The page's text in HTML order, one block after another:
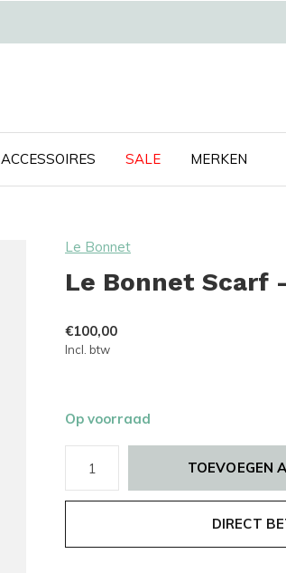
ACCESSOIRES SALE MERKEN
Le Bonnet
Le Bonnet Scarf
€100,00
Incl. btw
Op voorraad
TOEVOEGEN
DIRECT